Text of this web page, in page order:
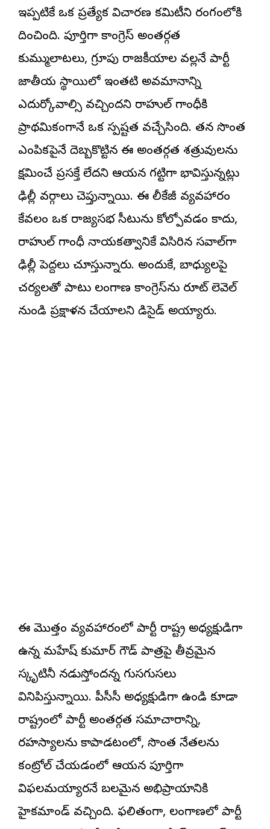
ఇప్పటికే ఒక ప్రత్యేక విచారణ కమిటీని రంగంలోకి
దించింది. పూర్తిగా కాంగ్రెస్ అంతర్గత
కుమ్ములాటలు, గ్రూపు రాజకీయాల వల్లనే పార్టీ
జాతీయ స్థాయిలో ఇంతటి అవమానాన్ని
ఎదుర్కోవాల్సి వచ్చిందని రాహుల్ గాంధీకి
ప్రాథమికంగానే ఒక స్పష్టత వచ్చేసింది. తన సొంత
ఎంపికపైనే దెబ్బకొట్టిన ఈ అంతర్గత శత్రువులను
క్షమించే ప్రసక్తే లేదని ఆయన గట్టిగా భావిస్తున్నట్లు
ఢిల్లీ వర్గాలు చెప్తున్నాయి. ఈ లీకేజీ వ్యవహారం
కేవలం ఒక రాజ్యసభ సీటును కోల్పోవడం కాదు,
రాహుల్ గాంధీ నాయకత్వానికే విసిరిన సవాల్‌గా
ఢిల్లీ పెద్దలు చూస్తున్నారు. అందుకే, బాధ్యులపై
చర్యలతో పాటు తెలంగాణ కాంగ్రెస్‌ను రూట్ లెవెల్
నుండి ప్రక్షాళన చేయాలని డిసైడ్ అయ్యారు.
ఈ మొత్తం వ్యవహారంలో పార్టీ రాష్ట్ర అధ్యక్షుడిగా
ఉన్న మహేష్ కుమార్ గౌడ్ పాత్రపై తీవ్రమైన
స్కృటినీ నడుస్తోందన్న గుసగుసలు
వినిపిస్తున్నాయి. పీసీసీ అధ్యక్షుడిగా ఉండి కూడా
రాష్ట్రంలో పార్టీ అంతర్గత సమాచారాన్ని,
రహస్యాలను కాపాడటంలో, సొంత నేతలను
కంట్రోల్ చేయడంలో ఆయన పూర్తిగా
విఫలమయ్యారనే బలమైన అభిప్రాయానికి
హైకమాండ్ వచ్చింది. ఫలితంగా, తెలంగాణలో పార్టీ